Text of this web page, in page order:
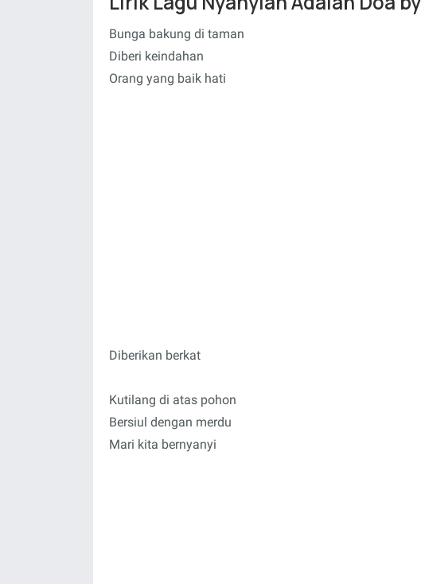
Bunga bakung di taman
Diberi keindahan
Orang yang baik hati
Diberikan berkat
Kutilang di atas pohon
Bersiul dengan merdu
Mari kita bernyanyi